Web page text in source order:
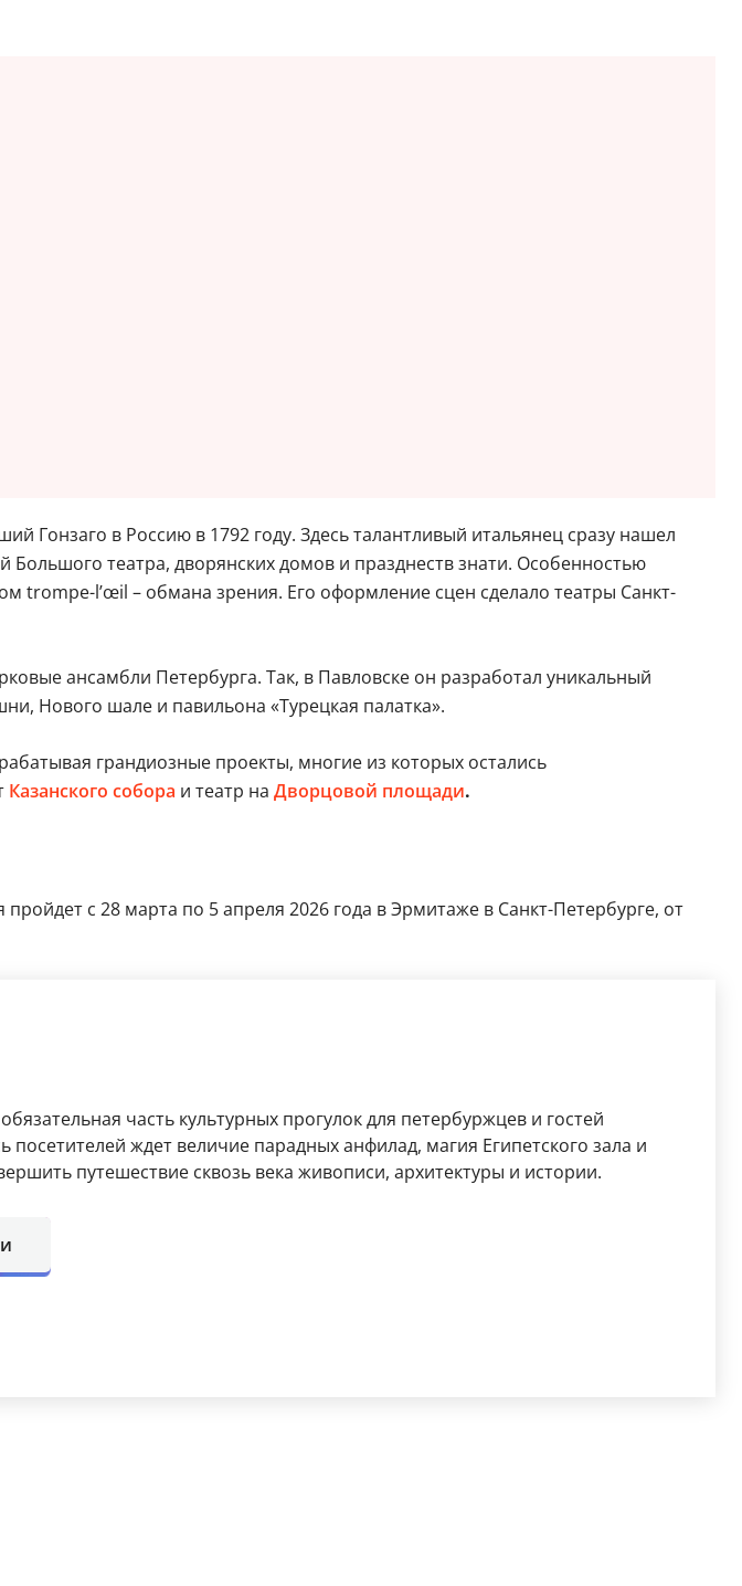
Гонзаго в Россию в 1792 году. Здесь талантливый итальянец сразу нашел
театра, дворянских домов и празднеств знати. Особенностью
trompe-l’œil – обмана зрения. Его оформление сцен сделало театры Санкт-
ансамбли Петербурга. Так, в Павловске он разработал уникальный
Нового шале и павильона «Турецкая палатка».
грандиозные проекты, многие из которых остались
Казанского собора и театр на Дворцовой площади.
с 28 марта по 5 апреля 2026 года в Эрмитаже в Санкт-Петербурге, от
часть культурных прогулок для петербуржцев и гостей
посетителей ждет величие парадных анфилад, магия Египетского зала и
путешествие сквозь века живописи, архитектуры и истории.